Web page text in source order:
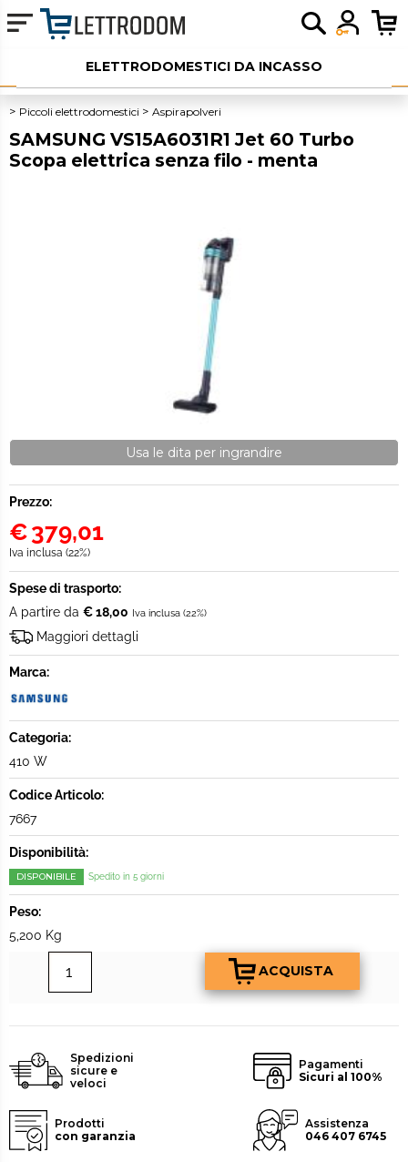
ELETTRODOMESTICI DA INCASSO
ELETTRODOMESTICI LIBERA INSTALLAZIONE
PICCOLI ELETTRODOMESTICI
OUTLET
Piccoli elettrodomestici Aspirapolveri
SAMSUNG VS15A6031R1 Jet 60 Turbo
Scopa elettrica senza filo - menta
Usa le dita per ingrandire
Prezzo:
€379,01
Iva inclusa (22%)
Spese di trasporto:
A partire da € 18,00 Iva inclusa (22%)
Maggiori dettagli
Marca:
Categoria:
410 W
Codice Articolo:
7667
Disponibilità:
DISPONIBILE Spedito in 5 giorni
Peso:
5,200 Kg
Spedizioni
sicure e
veloci
Pagamenti
Sicuri al 100%
Prodotti
con garanzia
Assistenza
046 407 6745